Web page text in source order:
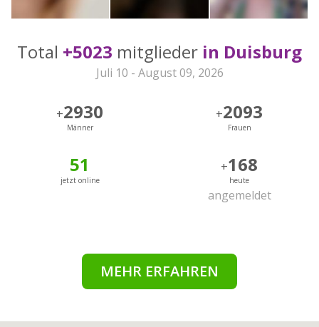
Total +5023 mitglieder in Duisburg
Juli 10 - August 09, 2026
+2930
Männer
+2093
Frauen
51
jetzt online
+168
heute
angemeldet
MEHR ERFAHREN